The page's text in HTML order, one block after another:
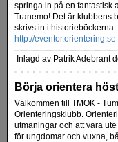
springa in på en fantastisk
Tranemo! Det är klubbens
skrivs in i
http://eventor.orientering.se
Inlagd av Patrik Adebrant
Börja orientera
Välkommen till TMOK -
Orienteringsklubb.
utmaningar och att vara
för ungdomar och vuxna,